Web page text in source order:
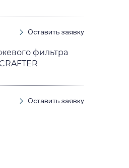
Оставить заявку
фильтра
Оставить заявку